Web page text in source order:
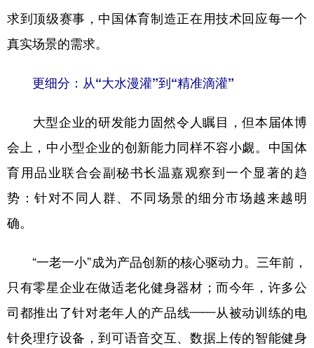
求到顶级赛事，中国体育制造正在用技术回应每一个
真实场景的需求。
更细分：从“大水漫灌”到“精准滴灌”
大型企业的研发能力固然令人瞩目，但本届体博
会上，中小型企业的创新能力同样不容小觑。中国体
育用品业联合会副秘书长温嘉观察到一个显著的趋
势：针对不同人群、不同场景的细分市场越来越明
确。
“一老一小”成为产品创新的核心驱动力。三年前，
只有零星企业在做适老化健身器材；而今年，许多公
司都推出了针对老年人的产品线——从被动训练的电
针灸理疗设备，到可语音交互、数据上传的智能健身